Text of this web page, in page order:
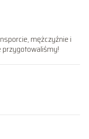
mężczyźnie i
przygotowaliśmy!